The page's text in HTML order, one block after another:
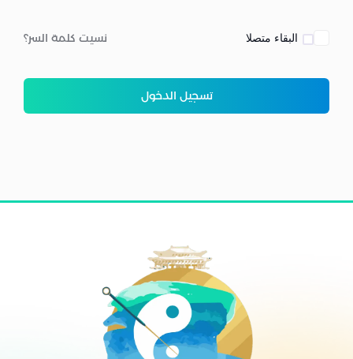
البقاء متصلا نسيت كلمة السر؟
تسجيل الدخول